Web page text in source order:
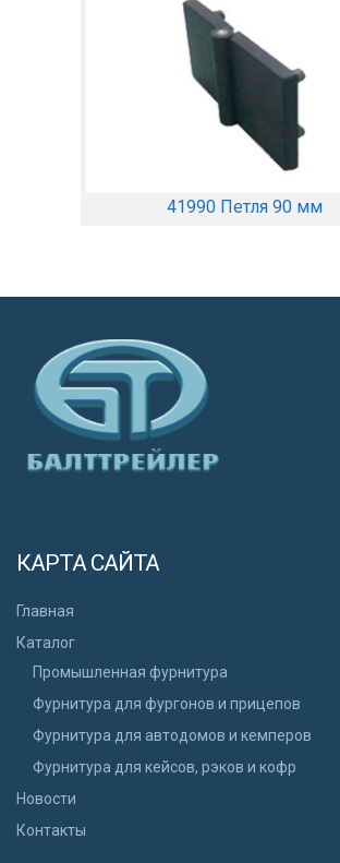
41990 Петля 90 мм
КАРТА САЙТА
Главная
Каталог
Промышленная фурнитура
Фурнитура для фургонов и прицепов
Фурнитура для автодомов и кемперов
Фурнитура для кейсов, рэков и кофр
Новости
Контакты